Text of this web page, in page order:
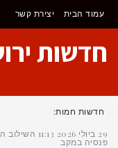
לתוכן
עמוד הבית יצירת קשר
חדשות
חדשות חמות:
29 ביולי 2026
11:13 השילוב
פנסיה במקביל?